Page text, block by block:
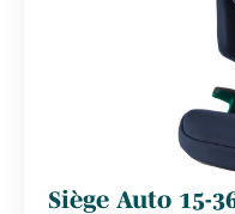
Siège Auto 15-